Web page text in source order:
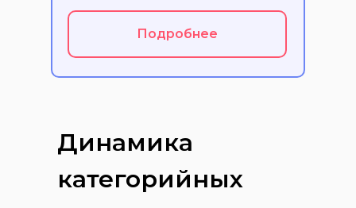
Подробнее
Динамика
категорийных